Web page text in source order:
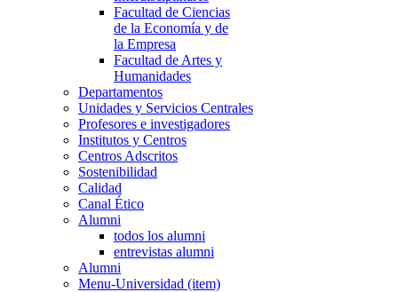
Facultad de Ciencias
de la Economía y de
la Empresa
Facultad de Artes y
Humanidades
Departamentos
Unidades y Servicios Centrales
Profesores e investigadores
Institutos y Centros
Centros Adscritos
Sostenibilidad
Calidad
Canal Ético
Alumni
todos los alumni
entrevistas alumni
Alumni
Menu-Universidad (item)